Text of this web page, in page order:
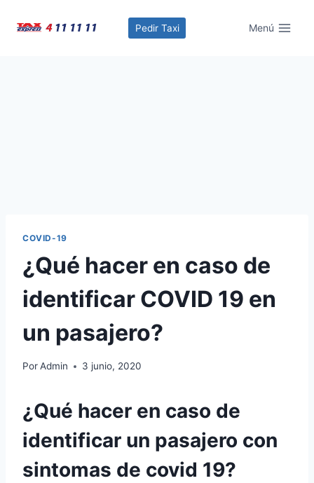
Pedir Taxi Menú
COVID-19
¿Qué hacer en caso de
identificar COVID 19 en
un pasajero?
PorAdmin 3 junio, 2020
¿Qué hacer en caso de
identificar un pasajero con
sintomas de covid 19?